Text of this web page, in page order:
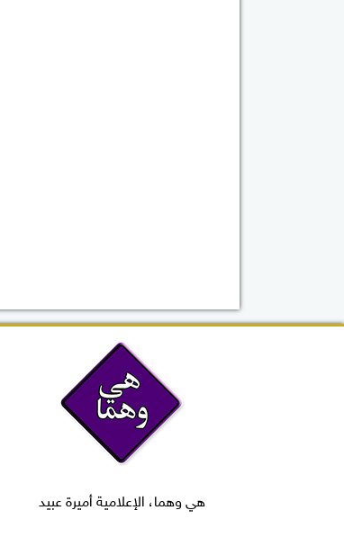
هي وهما، الإعلامية أميرة عبيد